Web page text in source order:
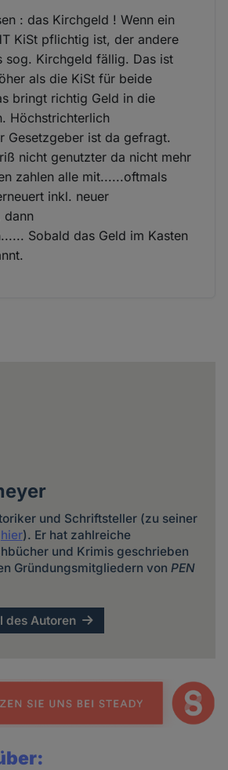
: das Kirchgeld ! Wenn ein
KiSt pflichtig ist, der andere
sog. Kirchgeld fällig. Das ist
als die KiSt für beide
bringt richtig Geld in die
Höchstrichterlich
Gesetzgeber ist da gefragt.
nicht genutzter da nicht mehr
zahlen alle mit......oftmals
inkl. neuer
dann
Sobald das Geld im Kasten
und Schriftsteller (zu seiner
hier). Er hat zahlreiche
und Krimis geschrieben
Gründungsmitgliedern von PEN
des Autoren